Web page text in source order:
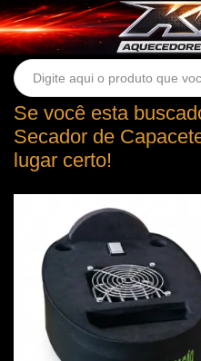
Se você esta
Secador de
lugar certo!